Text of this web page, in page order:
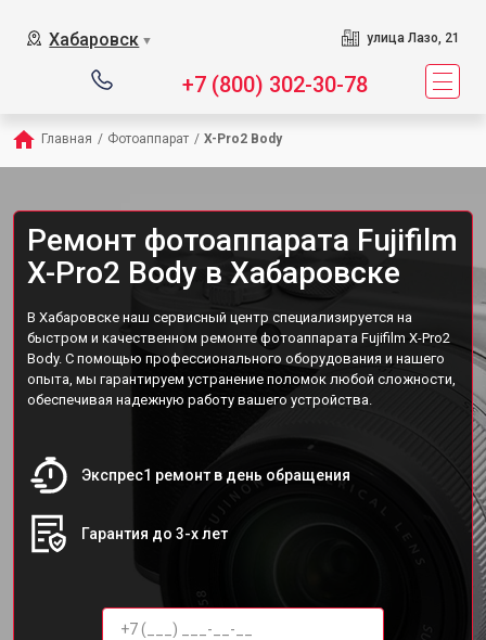
Хабаровск ▼ улица Лазо, 21
+7 (800) 302-30-78
Главная / Фотоаппарат / X-Pro2 Body
Ремонт фотоаппарата Fujifilm
X-Pro2 Body в Хабаровске
В Хабаровске наш сервисный центр специализируется на
быстром и качественном ремонте фотоаппарата Fujifilm X-Pro2
Body. С помощью профессионального оборудования и нашего
опыта, мы гарантируем устранение поломок любой сложности,
обеспечивая надежную работу вашего устройства.
Экспрес1 ремонт в день обращения
Гарантия до 3-х лет